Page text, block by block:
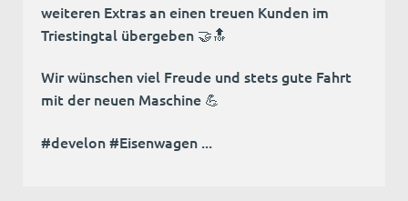
weiteren Extras an einen treuen Kunden im
Triestingtal übergeben 🤝🔝
Wir wünschen viel Freude und stets gute Fahrt
mit der neuen Maschine 💪
#develon #Eisenwagen ...